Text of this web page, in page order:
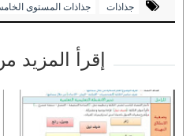
جذاذات جذاذات المستوى
إقرأ المزيد